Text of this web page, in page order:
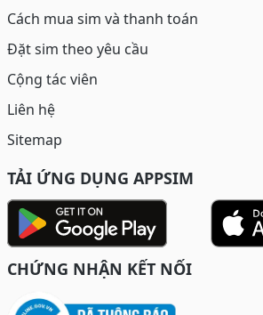
Cách mua sim và thanh toán
Đặt sim theo yêu cầu
Cộng tác viên
Liên hệ
Sitemap
TẢI ỨNG DỤNG APPSIM
CHỨNG NHẬN KẾT NỐI